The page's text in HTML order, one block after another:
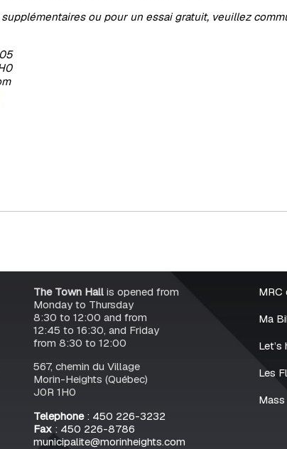
ou pour un essai gratuit, veuillez
The Town Hallis opened from
Monday to Thursday
8:30 to 12:00 and from
12:45 to 16:30, and Friday
from 8:30 to 12:00
567, chemin du Village
Morin-Heights (Québec)
J0R 1H0
Telephone: 450 226-3232
Fax: 450 226-8786
municipalite@morinheights.com
MRC
Ma
Les